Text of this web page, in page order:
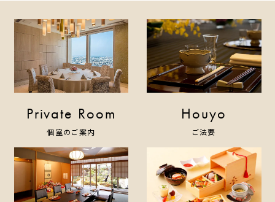
ホテルのコンセプト
宿泊
レストラン＆バー
ウエディング
宴会・会議・パーティー
新着情報
お問い合わせ
One Harmony
Private Room
個室のご案内
Houyo
ご法要